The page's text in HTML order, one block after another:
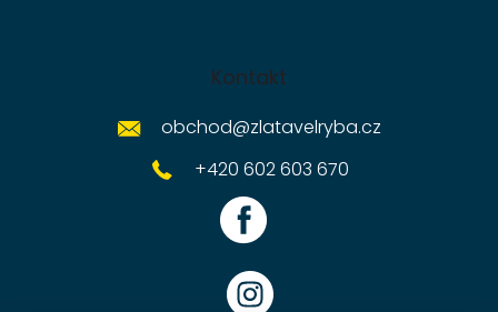
Kontakt
obchod@zlatavelryba.cz
+420 602 603 670